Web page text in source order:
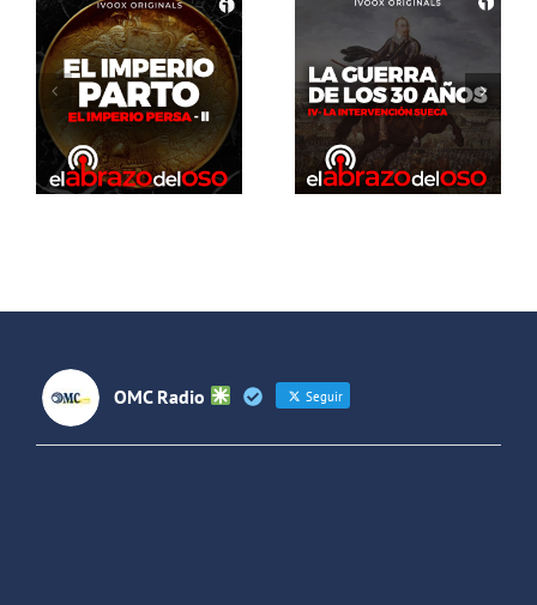
El Abrazo
del Oso. La
guerra de
los 30 años:
La
intervención
El Abrazo
del Oso.
Dinosaurios
Live Stream
OMC Radio Seguir